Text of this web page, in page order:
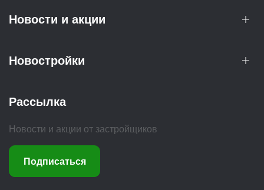
Новости и акции
Новостройки
Рассылка
Новости и акции от застройщиков
Подписаться